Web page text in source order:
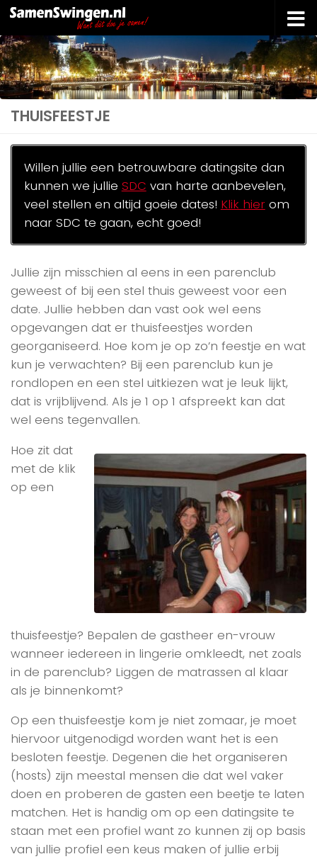
Doorgaan naar inhoud
THUISFEESTJE
Willen jullie een betrouwbare datingsite dan
kunnen we jullie SDC van harte aanbevelen,
veel stellen en altijd goeie dates! Klik hierom
naar SDC te gaan, echt goed!
Jullie zijn misschien al eens in een parenclub
geweest of bij een stel thuis geweest voor een
date. Jullie hebben dan vast ook wel eens
opgevangen dat er thuisfeestjes worden
georganiseerd. Hoe kom je op zo’n feestje en wat
kun je verwachten? Bij een parenclub kun je
rondlopen en een stel uitkiezen wat je leuk lijkt,
dat is vrijblijvend. Als je 1 op 1 afspreekt kan dat
wel eens tegenvallen.
Hoe zit dat
met de klik
op een
thuisfeestje? Bepalen de gastheer en-vrouw
wanneer iedereen in lingerie omkleedt, net zoals
in de parenclub? Liggen de matrassen al klaar
als je binnenkomt?
Op een thuisfeestje kom je niet zomaar, je moet
hiervoor uitgenodigd worden want het is een
besloten feestje. Degenen die het organiseren
(hosts) zijn meestal mensen die dat wel vaker
doen en proberen de gasten een beetje te laten
matchen. Het is handig om op een datingsite te
staan met een profiel want zo kunnen zij op basis
van jullie profiel een keus maken of jullie erbij